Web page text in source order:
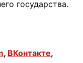
государства.
, ВКонтакте,